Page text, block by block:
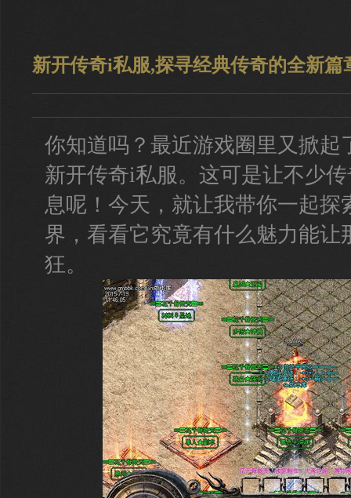
新开传奇i私服,探寻经典传奇的全新篇
你知道吗？最近游戏圈里又掀起
新开传奇i私服。这可是让不少
息呢！今天，就让我带你一起探
界，看看它究竟有什么魅力能让
狂。